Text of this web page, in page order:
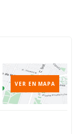
VER EN MAPA